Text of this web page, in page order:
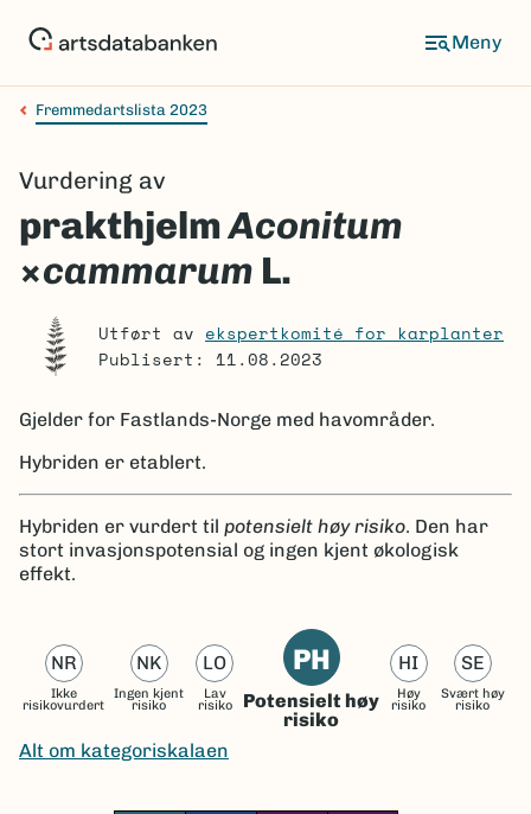
Meny
Navigasjonssti
Fremmedartslista 2023
Vurdering av
prakthjelmAconitum
×cammarum L.
Utført av ekspertkomité for karplanter
Publisert: 11.08.2023
Gjelder for Fastlands-Norge med havområder.
Hybriden er etablert.
Hybriden er vurdert til potensielt høy risiko. Den har
stort invasjonspotensial og ingen kjent økologisk
effekt.
NR
Ikke
risikovurdert
NK
Ingen kjent
risiko
LO
Lav
risiko
PH
Potensielt høy
risiko
HI
Høy
risiko
SE
Svært høy
risiko
Alt om kategoriskalaen